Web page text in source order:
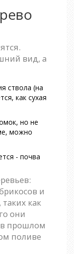
вид, а
ствола (на
как сухая
но не
можно
- почва
и
как
они
в прошлом
поливе